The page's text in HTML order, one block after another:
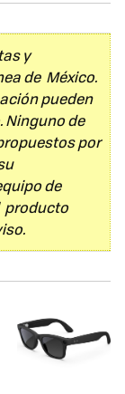
y
de México.
pueden
Ninguno de
por
de
producto